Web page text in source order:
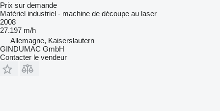
Prix sur demande
Matériel industriel - machine de découpe au laser
2008
27.197 m/h
Allemagne, Kaiserslautern
GINDUMAC GmbH
Contacter le vendeur